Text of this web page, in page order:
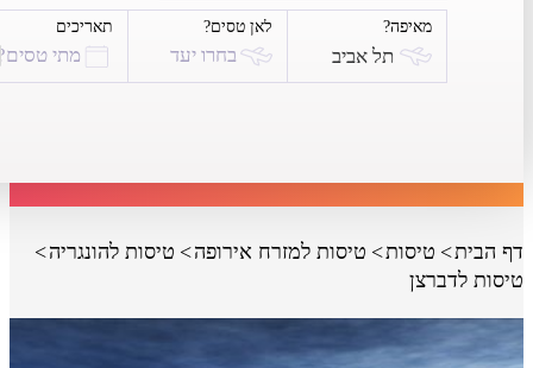
השכרת
רכב
מאיפה?
תל אביב
לאן טסים?
בחרו יעד
תאריכים
מתי
דף הבית טיסות טיסות למזרח אירופה
טיסות להונגריה
טיסות לדברצן